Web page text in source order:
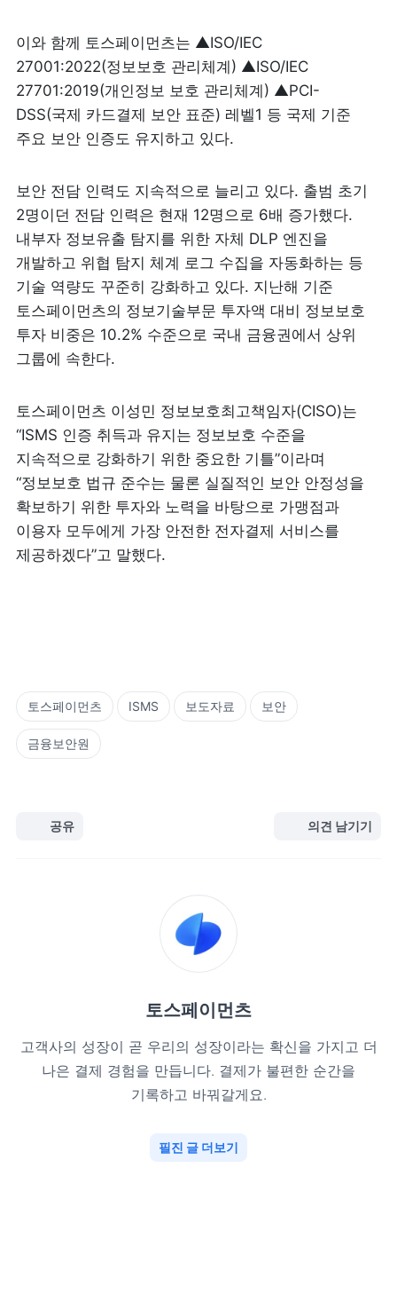
이와 함께 토스페이먼츠는 ▲ISO/IEC
27001:2022(정보보호 관리체계) ▲ISO/IEC
27701:2019(개인정보 보호 관리체계) ▲PCI-
DSS(국제 카드결제 보안 표준) 레벨1 등 국제 기준
주요 보안 인증도 유지하고 있다.
보안 전담 인력도 지속적으로 늘리고 있다. 출범 초기
2명이던 전담 인력은 현재 12명으로 6배 증가했다.
내부자 정보유출 탐지를 위한 자체 DLP 엔진을
개발하고 위협 탐지 체계 로그 수집을 자동화하는 등
기술 역량도 꾸준히 강화하고 있다. 지난해 기준
토스페이먼츠의 정보기술부문 투자액 대비 정보보호
투자 비중은 10.2% 수준으로 국내 금융권에서 상위
그룹에 속한다.
토스페이먼츠 이성민 정보보호최고책임자(CISO)는
“ISMS 인증 취득과 유지는 정보보호 수준을
지속적으로 강화하기 위한 중요한 기틀”이라며
“정보보호 법규 준수는 물론 실질적인 보안 안정성을
확보하기 위한 투자와 노력을 바탕으로 가맹점과
이용자 모두에게 가장 안전한 전자결제 서비스를
제공하겠다”고 말했다.
토스페이먼츠 ISMS 보도자료 보안
금융보안원
공유 의견 남기기
토스페이먼츠
고객사의 성장이 곧 우리의 성장이라는 확신을 가지고 더
나은 결제 경험을 만듭니다. 결제가 불편한 순간을
기록하고 바꿔갈게요.
필진 글 더보기